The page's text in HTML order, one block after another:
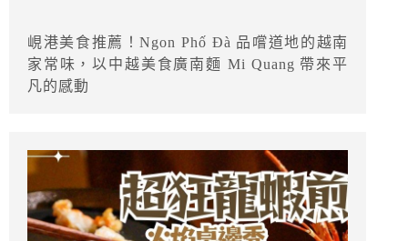
峴港美食推薦！Ngon Phố Đà 品嚐道地的越南
家常味，以中越美食廣南麵 Mi Quang 帶來平
凡的感動